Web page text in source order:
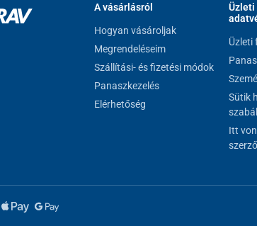
A vásárlásról
Hogyan vásároljak
Megrendeléseim
Szállítási- és fizetési módok
Panaszkezelés
Elérhetőség
Üzleti
Üzleti
Sütik
Itt